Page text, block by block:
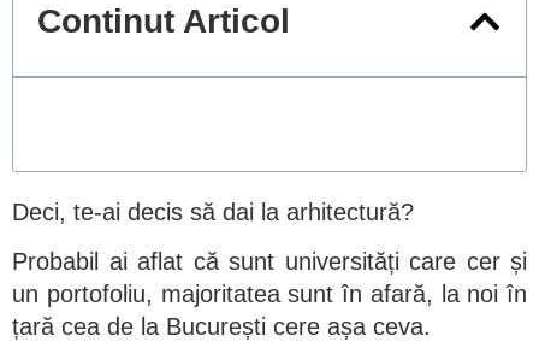
Continut Articol
Deci, te-ai decis să dai la arhitectură?
Probabil ai aflat că sunt universități care cer și
un portofoliu, majoritatea sunt în afară, la noi în
țară cea de la București cere așa ceva.